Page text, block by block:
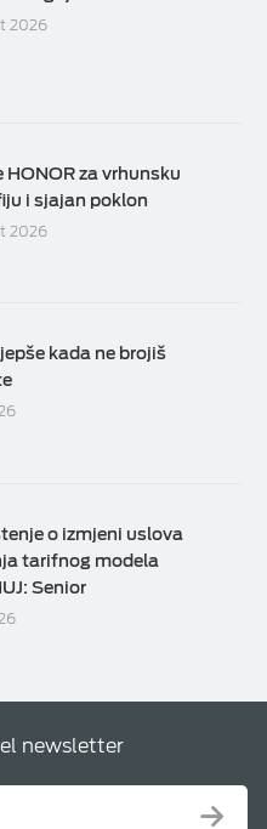
2026
HONOR za vrhunsku
i sjajan poklon
2026
kada ne brojiš
o izmjeni uslova
tarifnog modela
Senior
newsletter